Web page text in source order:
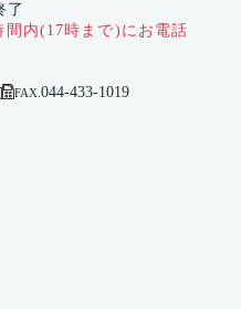
了
内(17時まで)にお電話
FAX. 044-433-1019